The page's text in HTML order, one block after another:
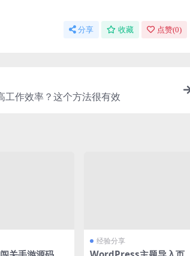
分享 收藏 点赞(0)
工作效率？这个方法很有效
经验分享